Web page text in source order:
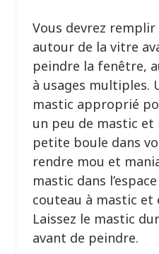
Vous devrez remplir
autour de la vitre
peindre la fenêtre,
à usages multiples.
mastic approprié
un peu de mastic et
petite boule dans
rendre mou et
mastic dans
couteau à mastic et
Laissez le mastic
avant de peindre.